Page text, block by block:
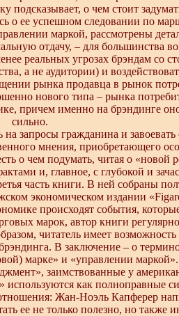
подсказывает, о чем стоит
о ее успешном следовании по
маркой, рассмотрены
отдачу, – для большинства
реальных угрозах брэндам со
а не аудитории) и
рынка продавца в рынок
нового типа – рынка
причем именно на брэндинге
сильно.
запросы гражданина и завоевать
мнения, приобретающего
о чем подумать, читая о «новой
и, главное, с глубокой и
часть книги. В ней собраны
экономическом издании
происходят события,
марок, автор книги
читатель имеет
В заключение – о
марке» и «управлении
заимствованные у
используются как полноправные
Жан-Ноэль Капферер
ее не только полезно, но также